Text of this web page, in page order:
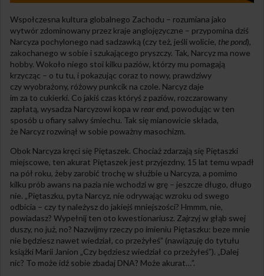
Wspołczesna kultura globalnego Zachodu – rozumiana jako
wytwór zdominowany przez kraje anglojęzyczne – przypomina dziś
Narcyza pochylonego nad sadzawką (czy też, jeśli wolicie, the pond),
zakochanego w sobie i szukającego pryszczy. Tak, Narcyz ma nowe
hobby. Wokoło niego stoi kilku paziów, którzy mu pomagają
krzycząc – o tu tu, i pokazując coraz to nowy, prawdziwy
czy wyobrażony, różowy punkcik na czole. Narcyz daje
im za to cukierki. Co jakiś czas któryś z paziów, rozczarowany
zapłatą, wysadza Narcyzowi kopa w rear end, powodując w ten
sposób u ofiary salwy śmiechu. Tak się mianowicie składa,
że Narcyz rozwinął w sobie poważny masochizm.
Obok Narcyza kręci się Piętaszek. Chociaż zdarzają się Piętaszki
miejscowe, ten akurat Piętaszek jest przyjezdny, 15 lat temu wpadł
na pół roku, żeby zarobić trochę w służbie u Narcyza, a pomimo
kilku prób awans na pazia nie wchodzi w grę – jeszcze długo, długo
nie. „Piętaszku, pyta Narcyz, nie odrywając wzroku od swego
odbicia – czy ty należysz do jakiejś mniejszości? Hmmm, nie,
powiadasz? Wypełnij ten oto kwestionariusz. Zajrzyj w głąb swej
duszy, no już, no? Nazwijmy rzeczy po imieniu Piętaszku: beze mnie
nie będziesz nawet wiedział, co przeżyłeś” (nawiązuję do tytułu
książki Marii Janion „Czy będziesz wiedział co przeżyłeś”). „Dalej
nic? To może idź sobie zbadaj DNA? Może akurat…”.